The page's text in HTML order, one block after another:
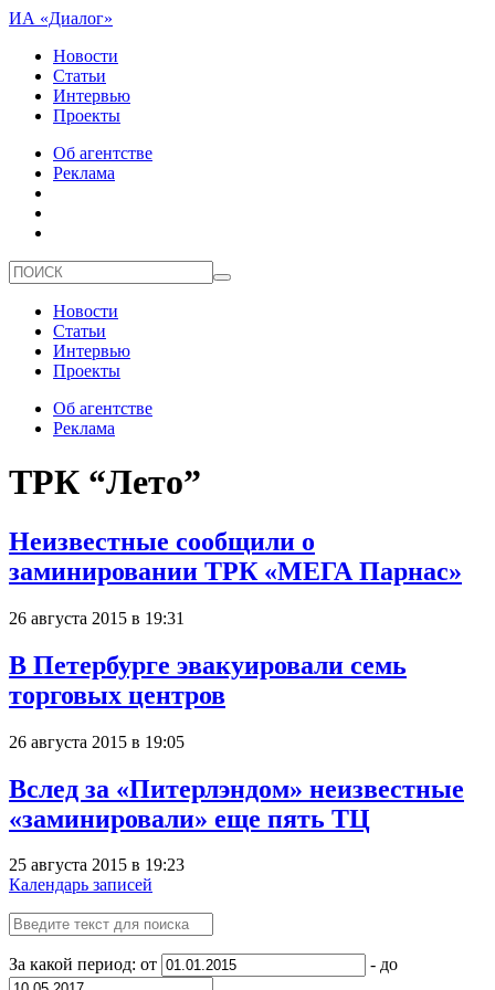
ИА «Диалог»
Новости
Статьи
Интервью
Проекты
Об агентстве
Реклама
Новости
Статьи
Интервью
Проекты
Об агентстве
Реклама
ТРК “Лето”
Неизвестные сообщили о
заминировании ТРК «МЕГА Парнас»
26 августа 2015 в 19:31
В Петербурге эвакуировали семь
торговых центров
26 августа 2015 в 19:05
Вслед за «Питерлэндом» неизвестные
«заминировали» еще пять ТЦ
25 августа 2015 в 19:23
Календарь записей
За какой период: от - до